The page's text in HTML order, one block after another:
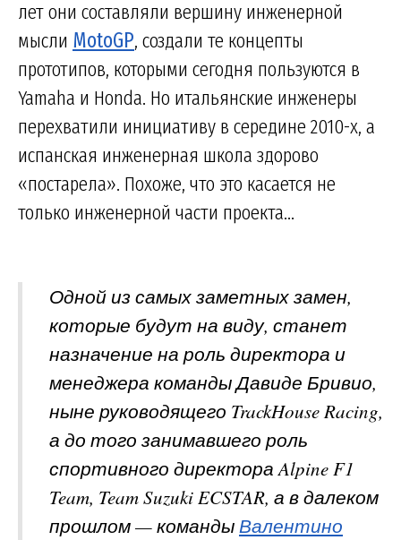
лет они составляли вершину инженерной
мысли MotoGP, создали те концепты
прототипов, которыми сегодня пользуются в
Yamaha и Honda. Но итальянские инженеры
перехватили инициативу в середине 2010-х, а
испанская инженерная школа здорово
«постарела». Похоже, что это касается не
только инженерной части проекта...
Одной из самых заметных замен,
которые будут на виду, станет
назначение на роль директора и
менеджера команды Давиде Бривио,
ныне руководящего TrackHouse Racing,
а до того занимавшего роль
спортивного директора Alpine F1
Team, Team Suzuki ECSTAR, а в далеком
прошлом — командыВалентино